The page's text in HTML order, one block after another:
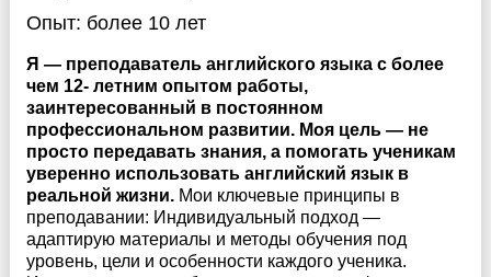
Опыт: более 10 лет
Я — преподаватель английского языка с более
чем 12- летним опытом работы,
заинтересованный в постоянном
профессиональном развитии. Моя цель — не
просто передавать знания, а помогать ученикам
уверенно использовать английский язык в
реальной жизни. Мои ключевые принципы в
преподавании: Индивидуальный подход —
адаптирую материалы и методы обучения под
уровень, цели и особенности каждого ученика.